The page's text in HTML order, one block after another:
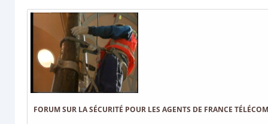
FORUM SUR LA SÉCURITÉ POUR LES AGENTS DE FRANCE